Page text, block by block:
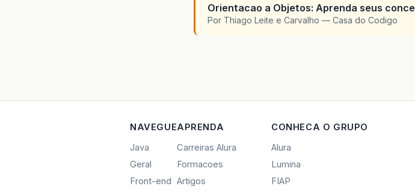
Orientacao a Objetos: Aprenda seus
Por Thiago Leite e Carvalho — Casa do Codigo
NAVEGUE
Java
Geral
Front-end
APRENDA
Carreiras Alura
Formacoes
Artigos
CONHECA O GRUPO
Alura
Lumina
FIAP